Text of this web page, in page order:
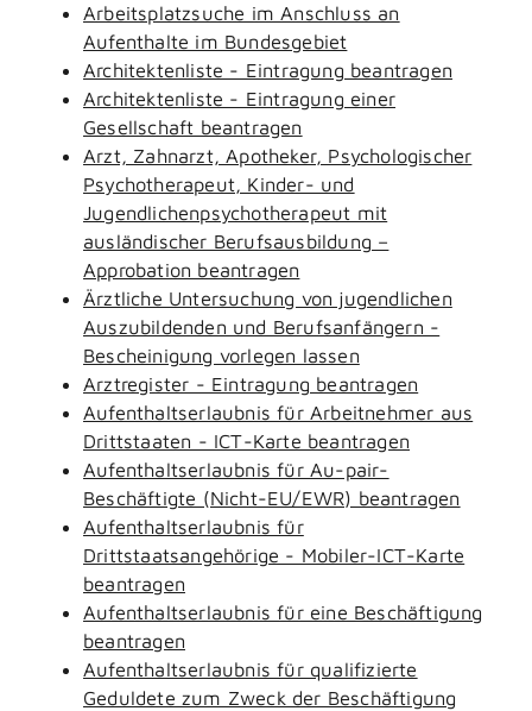
Arbeitsplatzsuche im Anschluss an
Aufenthalte im Bundesgebiet
Architektenliste - Eintragung beantragen
Architektenliste - Eintragung einer
Gesellschaft beantragen
Arzt, Zahnarzt, Apotheker, Psychologischer
Psychotherapeut, Kinder- und
Jugendlichenpsychotherapeut mit
ausländischer Berufsausbildung –
Approbation beantragen
Ärztliche Untersuchung von jugendlichen
Auszubildenden und Berufsanfängern -
Bescheinigung vorlegen lassen
Arztregister - Eintragung beantragen
Aufenthaltserlaubnis für Arbeitnehmer aus
Drittstaaten - ICT-Karte beantragen
Aufenthaltserlaubnis für Au-pair-
Beschäftigte (Nicht-EU/EWR) beantragen
Aufenthaltserlaubnis für
Drittstaatsangehörige - Mobiler-ICT-Karte
beantragen
Aufenthaltserlaubnis für eine Beschäftigung
beantragen
Aufenthaltserlaubnis für qualifizierte
Geduldete zum Zweck der Beschäftigung